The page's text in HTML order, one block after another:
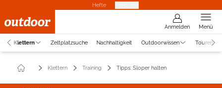
Hefte
Anmelden Menü
Klettern Zeltplatzsuche Nachhaltigkeit Outdoorwissen Touren
Klettern Training Tipps: Sloper halten